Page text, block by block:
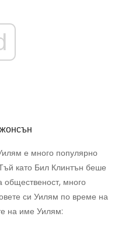
е много популярно
като Бил Клинтън беше
общественост, много
си Уилям по време на
на име Уилям: